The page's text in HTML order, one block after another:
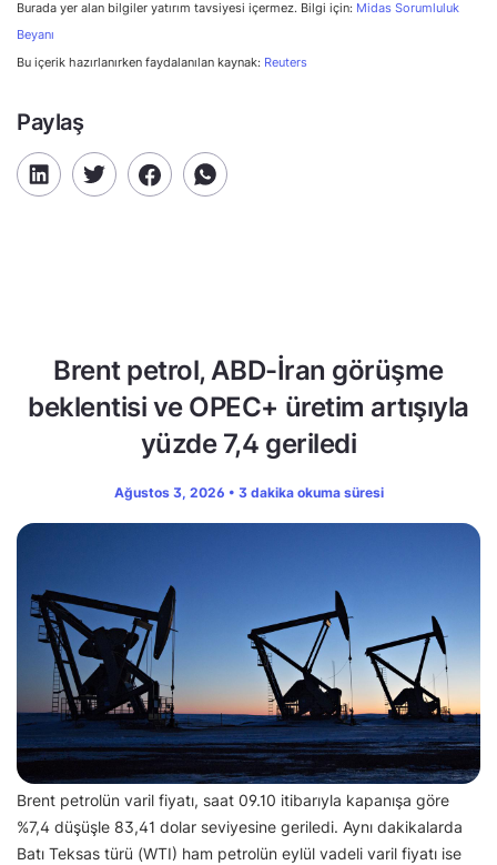
Burada yer alan bilgiler yatırım tavsiyesi içermez. Bilgi için: Midas Sorumluluk
Beyanı
Bu içerik hazırlanırken faydalanılan kaynak: Reuters
Paylaş
Brent petrol, ABD-İran görüşme
beklentisi ve OPEC+ üretim artışıyla
yüzde 7,4 geriledi
Ağustos 3, 2026 • 3 dakika okuma süresi
Brent petrolün varil fiyatı, saat 09.10 itibarıyla kapanışa göre
%7,4 düşüşle 83,41 dolar seviyesine geriledi. Aynı dakikalarda
Batı Teksas türü (WTI) ham petrolün eylül vadeli varil fiyatı ise